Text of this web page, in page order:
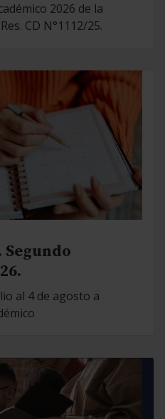
2026 de la
CD N°1112/25.
Segundo
al 4 de agosto a